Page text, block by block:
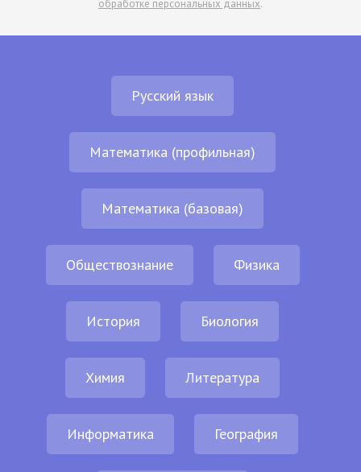
обработке персональных данных.
Русский язык
Математика (профильная)
Математика (базовая)
Обществознание Физика
История Биология
Химия Литература
Информатика География